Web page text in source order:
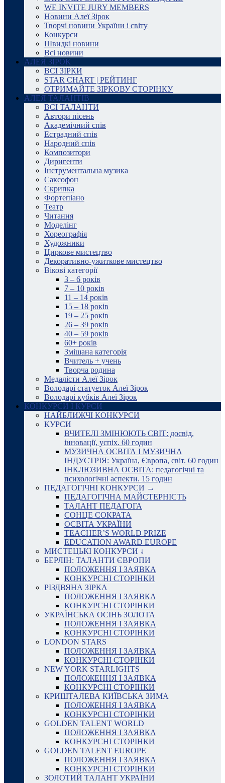
WE INVITE JURY MEMBERS
Новини Алеї Зірок
Творчі новини України і світу
Конкурси
Швидкі новини
Всі новини
АЛЕЯ ЗІРОК
ВСІ ЗІРКИ
STAR CHART | РЕЙТИНГ
ОТРИМАЙТЕ ЗІРКОВУ СТОРІНКУ
АЛЕЯ ТАЛАНТІВ
ВСІ ТАЛАНТИ
Автори пісень
Академічний спів
Естрадний спів
Народний спів
Композитори
Диригенти
Інструментальна музика
Саксофон
Скрипка
Фортепіано
Театр
Читання
Моделінг
Хореографія
Художники
Циркове мистецтво
Декоративно-ужиткове мистецтво
Вікові категорії
3 – 6 років
7 – 10 років
11 – 14 років
15 – 18 років
19 – 25 років
26 – 39 років
40 – 59 років
60+ років
Змішана категорія
Вчитель + учень
Творча родина
Медалісти Алеї Зірок
Володарі статуеток Алеї Зірок
Володарі кубків Алеї Зірок
КОНКУРСИ І КУРСИ
НАЙБЛИЖЧІ КОНКУРСИ
КУРСИ
ВЧИТЕЛІ ЗМІНЮЮТЬ СВІТ: досвід,
інновації, успіх. 60 годин
МУЗИЧНА ОСВІТА І МУЗИЧНА
ІНДУСТРІЯ: Україна, Європа, світ. 60 годин
ІНКЛЮЗИВНА ОСВІТА: педагогічні та
психологічні аспекти. 15 годин
ПЕДАГОГІЧНІ КОНКУРСИ →
ПЕДАГОГІЧНА МАЙСТЕРНІСТЬ
ТАЛАНТ ПЕДАГОГА
СОНЦЕ СОКРАТА
ОСВІТА УКРАЇНИ
TEACHER’S WORLD PRIZE
EDUCATION AWARD EUROPE
МИСТЕЦЬКІ КОНКУРСИ ↓
БЕРЛІН: ТАЛАНТИ ЄВРОПИ
ПОЛОЖЕННЯ І ЗАЯВКА
КОНКУРСНІ СТОРІНКИ
РІЗДВЯНА ЗІРКА
ПОЛОЖЕННЯ І ЗАЯВКА
КОНКУРСНІ СТОРІНКИ
УКРАЇНСЬКА ОСІНЬ ЗОЛОТА
ПОЛОЖЕННЯ І ЗАЯВКА
КОНКУРСНІ СТОРІНКИ
LONDON STARS
ПОЛОЖЕННЯ І ЗАЯВКА
КОНКУРСНІ СТОРІНКИ
NEW YORK STARLIGHTS
ПОЛОЖЕННЯ І ЗАЯВКА
КОНКУРСНІ СТОРІНКИ
КРИШТАЛЕВА КИЇВСЬКА ЗИМА
ПОЛОЖЕННЯ І ЗАЯВКА
КОНКУРСНІ СТОРІНКИ
GOLDEN TALENT WORLD
ПОЛОЖЕННЯ І ЗАЯВКА
КОНКУРСНІ СТОРІНКИ
GOLDEN TALENT EUROPE
ПОЛОЖЕННЯ І ЗАЯВКА
КОНКУРСНІ СТОРІНКИ
ЗОЛОТИЙ ТАЛАНТ УКРАЇНИ